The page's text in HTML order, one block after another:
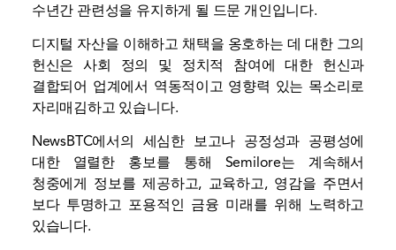
수년간 관련성을 유지하게 될 드문 개인입니다.
디지털 자산을 이해하고 채택을 옹호하는 데 대한 그의
헌신은 사회 정의 및 정치적 참여에 대한 헌신과
결합되어 업계에서 역동적이고 영향력 있는 목소리로
자리매김하고 있습니다.
NewsBTC에서의 세심한 보고나 공정성과 공평성에
대한 열렬한 홍보를 통해 Semilore는 계속해서
청중에게 정보를 제공하고, 교육하고, 영감을 주면서
보다 투명하고 포용적인 금융 미래를 위해 노력하고
있습니다.